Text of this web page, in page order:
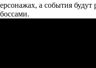
а события будут